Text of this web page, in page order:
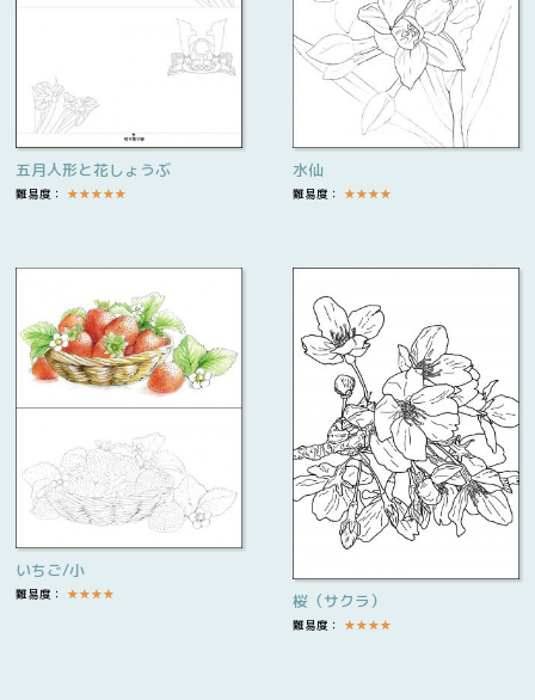
五月人形と花しょうぶ
難易度： ★★★★★
水仙
難易度： ★★★★
いちご/小
難易度： ★★★★ 桜（サクラ）
難易度： ★★★★